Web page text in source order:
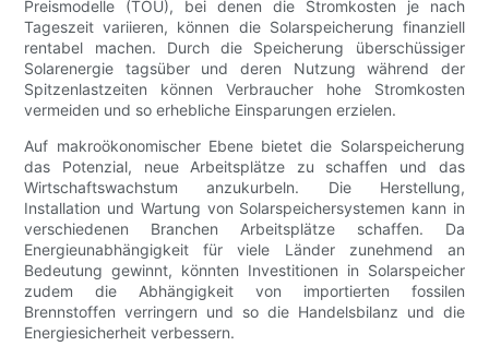
Preismodelle (TOU), bei denen die Stromkosten je nach
Tageszeit variieren, können die Solarspeicherung finanziell
rentabel machen. Durch die Speicherung überschüssiger
Solarenergie tagsüber und deren Nutzung während der
Spitzenlastzeiten können Verbraucher hohe Stromkosten
vermeiden und so erhebliche Einsparungen erzielen.
Auf makroökonomischer Ebene bietet die Solarspeicherung
das Potenzial, neue Arbeitsplätze zu schaffen und das
Wirtschaftswachstum anzukurbeln. Die Herstellung,
Installation und Wartung von Solarspeichersystemen kann in
verschiedenen Branchen Arbeitsplätze schaffen. Da
Energieunabhängigkeit für viele Länder zunehmend an
Bedeutung gewinnt, könnten Investitionen in Solarspeicher
zudem die Abhängigkeit von importierten fossilen
Brennstoffen verringern und so die Handelsbilanz und die
Energiesicherheit verbessern.